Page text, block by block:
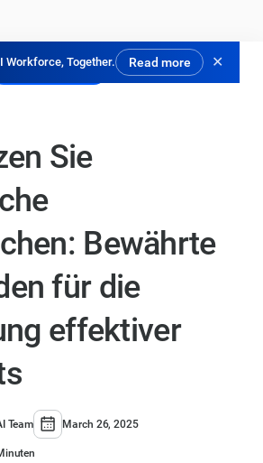
Workforce, Together. Read more ✕
Kostenlos testen
Sie
Bewährte
für die
effektiver
Team March 26, 2025